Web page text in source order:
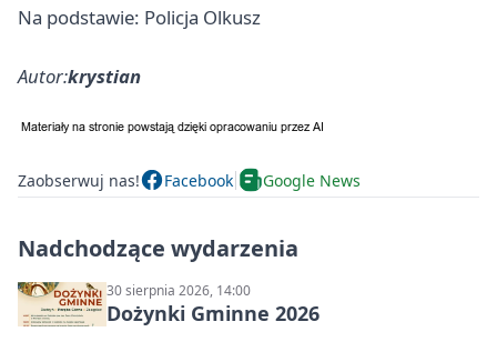
Na podstawie: Policja Olkusz
Autor:krystian
Zaobserwuj nas! Facebook Google News
Nadchodzące wydarzenia
30 sierpnia 2026, 14:00
Dożynki Gminne 2026